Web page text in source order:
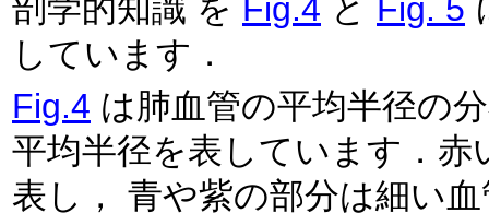
剖学的知識 を Fig.4 と Fig. 5
しています．
Fig.4 は肺血管の平均半径の分布
平均半径を表しています．
表し， 青や紫の部分は